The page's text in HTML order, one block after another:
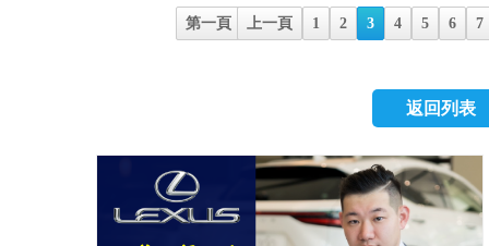
隔音安靜度、外觀、
衡表現，真的是一
就是以前座使用者來
的主機，一定會在
特別是行人對我的車
陪我忍受日曬雨淋，
開車習慣會大腳，目
一點。
就很常開車回南部老
小孩，趁機鬆口氣
PA2，開起來也不會
者很猛的減速，讓乘
適感。這點老婆也很
要開啟PA2功能，手
了。 3)純淨健康車
都完全相同。 ↑方向
度環景系統，也算
級真皮皮革座椅、車
級豪華內裝。 ↑內裝
觸感都很好。 ↑相當
方向盤有真皮皮革包
透過上面的多功能按
又中用！100分！ 加
氣的老爸，可以透過
常實用的配備！大推
版、8吋多媒體螢幕
了速限、導航與盲點)
小型掀背車的評比，
少，還有6顆安全氣
後，本來準備下訂
Picanto X-Line，標榜
囊與 44% AHSS高強
(ESC 車身穩定、
定、FBC 煞車補償、
第一頁 上一頁 1 2 3 4 5 6 7
返回列表